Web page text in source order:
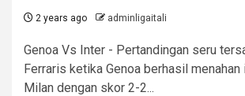
2 years ago adminligaitali
Genoa Vs Inter - Pertandingan seru
Ferraris ketika Genoa berhasil
Milan dengan skor 2-2...